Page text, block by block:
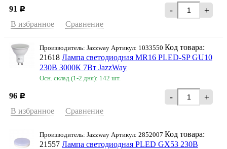
91 Р - +
В избранное Сравнение
Производитель: Jazzway Артикул: 1033550 Код товара:
21618 Лампа светодиодная MR16 PLED-SP GU10
230В 3000К 7Вт JazzWay
Осн. склад (1-2 дня): 142 шт.
96 Р - +
В избранное Сравнение
Производитель: Jazzway Артикул: 2852007 Код товара:
21557 Лампа светодиодная PLED GX53 230В